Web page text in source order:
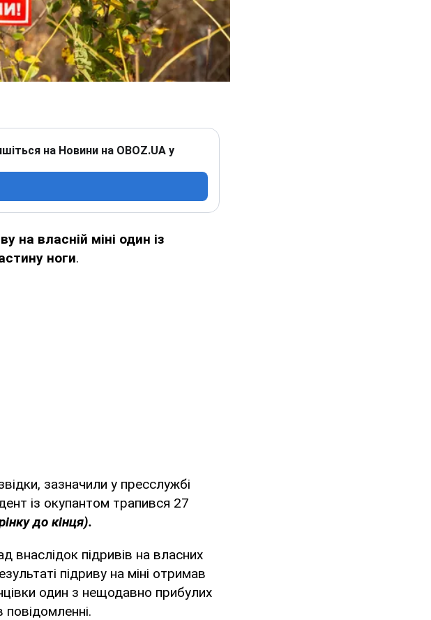
на Новини на OBOZ.UA у
на власній міні один із
ноги.
зазначили у пресслужбі
із окупантом трапився 27
до кінця).
підривів на власних
підриву на міні отримав
один з нещодавно прибулих
повідомленні.